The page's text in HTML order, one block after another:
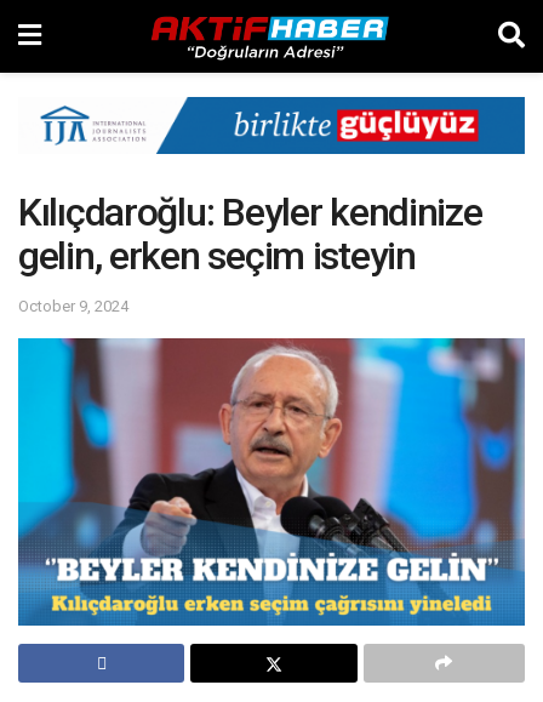
Kılıçdaroğlu: Beyler kendinize
gelin, erken seçim isteyin
October 9, 2024